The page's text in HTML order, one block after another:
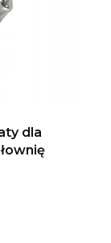
dla